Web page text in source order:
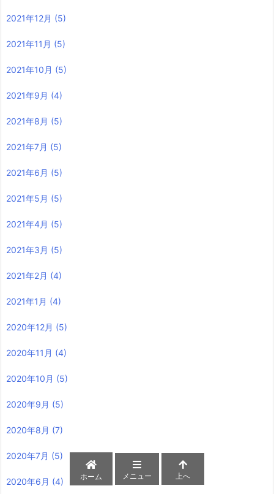
2021年12月 (5)
2021年11月 (5)
2021年10月 (5)
2021年9月 (4)
2021年8月 (5)
2021年7月 (5)
2021年6月 (5)
2021年5月 (5)
2021年4月 (5)
2021年3月 (5)
2021年2月 (4)
2021年1月 (4)
2020年12月 (5)
2020年11月 (4)
2020年10月 (5)
2020年9月 (5)
2020年8月 (7)
2020年7月 (5)
2020年6月 (4) ホーム メニュー 上へ